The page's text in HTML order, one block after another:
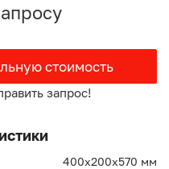
стоимость
запрос!
400х200х570 мм